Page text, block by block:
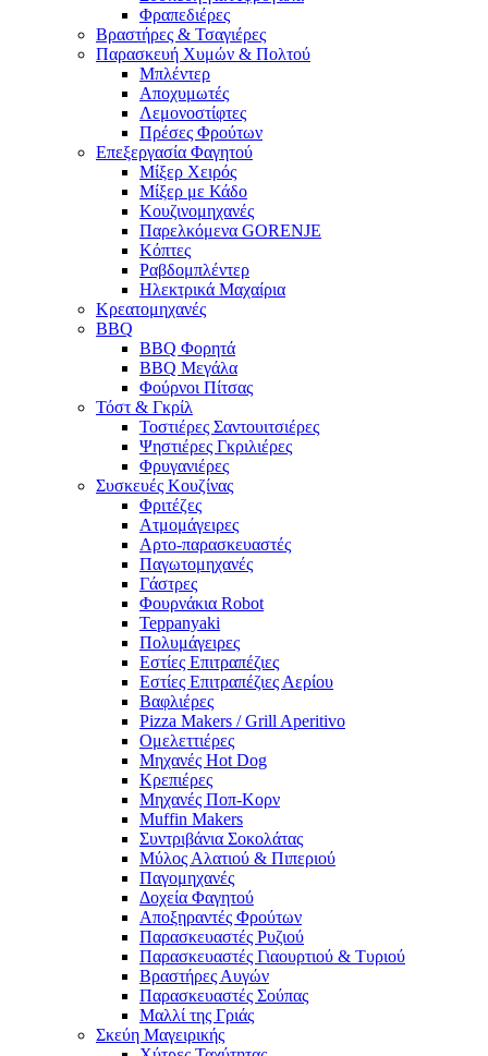
Φραπεδιέρες
Βραστήρες & Τσαγιέρες
Παρασκευή Χυμών & Πολτού
Μπλέντερ
Αποχυμωτές
Λεμονοστίφτες
Πρέσες Φρούτων
Επεξεργασία Φαγητού
Μίξερ Χειρός
Μίξερ με Κάδο
Κουζινομηχανές
Παρελκόμενα GORENJE
Κόπτες
Ραβδομπλέντερ
Ηλεκτρικά Μαχαίρια
Κρεατομηχανές
BBQ
BBQ Φορητά
BBQ Μεγάλα
Φούρνοι Πίτσας
Τόστ & Γκρίλ
Τοστιέρες Σαντουιτσιέρες
Ψηστιέρες Γκριλιέρες
Φρυγανιέρες
Συσκευές Κουζίνας
Φριτέζες
Ατμομάγειρες
Αρτο-παρασκευαστές
Παγωτομηχανές
Γάστρες
Φουρνάκια Robot
Teppanyaki
Πολυμάγειρες
Εστίες Επιτραπέζιες
Εστίες Επιτραπέζιες Αερίου
Βαφλιέρες
Pizza Makers / Grill Aperitivo
Ομελεττιέρες
Μηχανές Hot Dog
Κρεπιέρες
Μηχανές Ποπ-Κορν
Muffin Makers
Συντριβάνια Σοκολάτας
Μύλος Αλατιού & Πιπεριού
Παγομηχανές
Δοχεία Φαγητού
Αποξηραντές Φρούτων
Παρασκευαστές Ρυζιού
Παρασκευαστές Γιαουρτιού & Τυριού
Βραστήρες Αυγών
Παρασκευαστές Σούπας
Μαλλί της Γριάς
Σκεύη Μαγειρικής